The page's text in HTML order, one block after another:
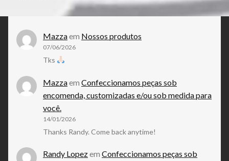
Mazzaem Nossos produtos
07/06/2026
Tks
Mazzaem Confeccionamos peças sob
encomenda, customizadas e/ou sob medida para
você.
14/01/2026
Thanks Randy. Come back anytime!
Randy Lopezem Confeccionamos peças sob